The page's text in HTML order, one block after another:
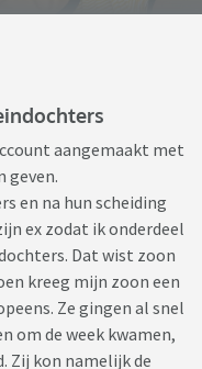
aangemaakt met
geven.
en na hun scheiding
ex zodat ik onderdeel
Dat wist zoon
kreeg mijn zoon een
Ze gingen al snel
om de week kwamen,
Zij kon namelijk de